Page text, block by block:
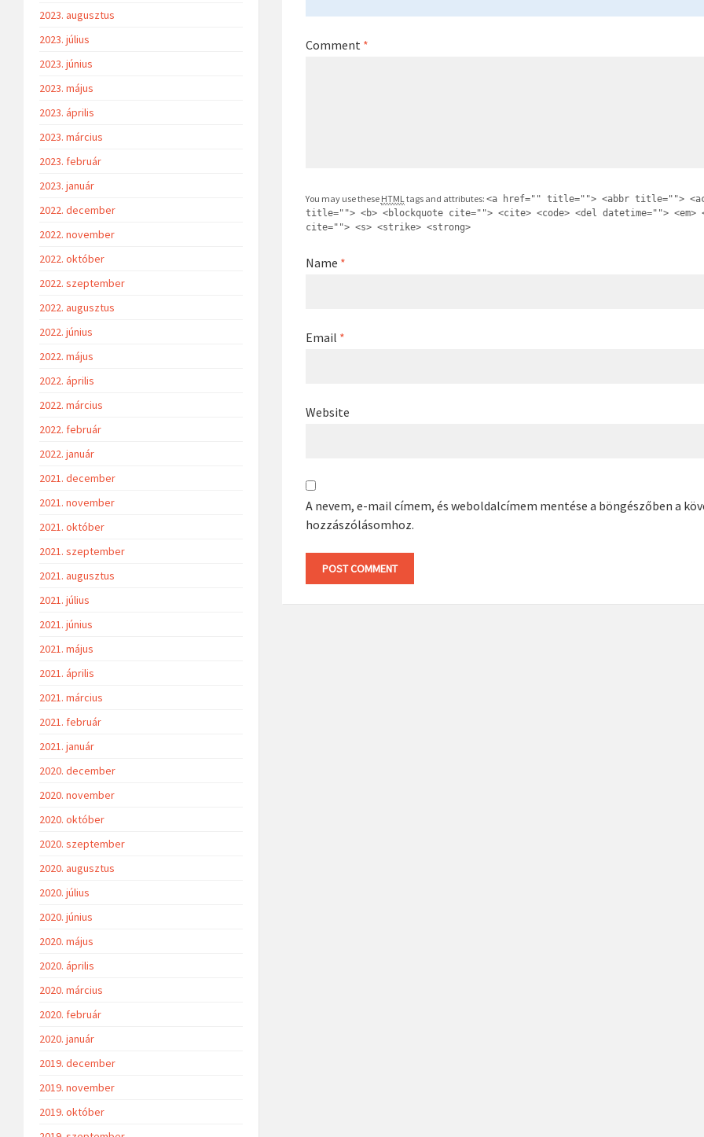
Comment *
You may use these HTML tags and attributes: <a href="" title=""> <abbr title="">
title=""> <b> <blockquote cite=""> <cite> <code> <del datetime=""> <em>
cite=""> <s> <strike> <strong>
Name *
Email *
Website
A nevem, e-mail címem, és weboldalcímem mentése a böngészőben a
hozzászólásomhoz.
2023. augusztus
2023. július
2023. június
2023. május
2023. április
2023. március
2023. február
2023. január
2022. december
2022. november
2022. október
2022. szeptember
2022. augusztus
2022. június
2022. május
2022. április
2022. március
2022. február
2022. január
2021. december
2021. november
2021. október
2021. szeptember
2021. augusztus
2021. július
2021. június
2021. május
2021. április
2021. március
2021. február
2021. január
2020. december
2020. november
2020. október
2020. szeptember
2020. augusztus
2020. július
2020. június
2020. május
2020. április
2020. március
2020. február
2020. január
2019. december
2019. november
2019. október